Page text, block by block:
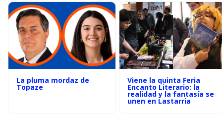
La pluma mordaz de
Topaze
Viene la quinta Feria
Encanto Literario: la
realidad y la fantasía se
unen en Lastarria